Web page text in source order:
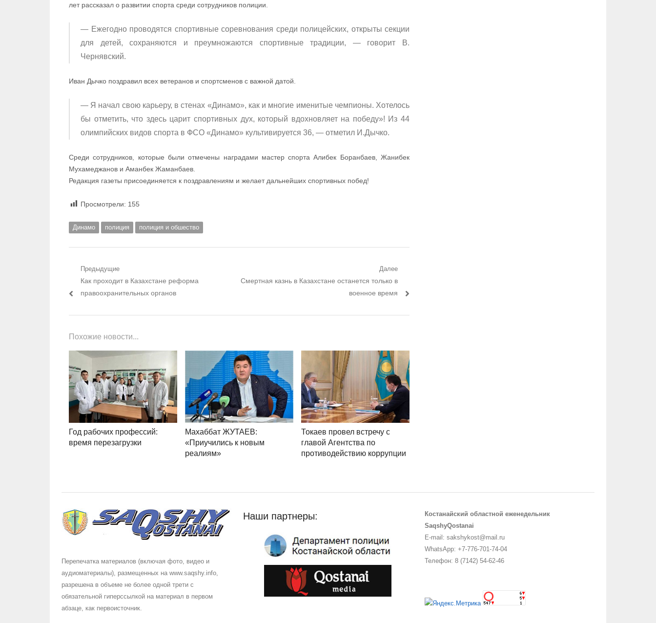
лет рассказал о развитии спорта среди сотрудников полиции.
— Ежегодно проводятся спортивные соревнования среди полицейских, открыты секции
для детей, сохраняются и преумножаются спортивные традиции, — говорит В.
Чернявский.
Иван Дычко поздравил всех ветеранов и спортсменов с важной датой.
— Я начал свою карьеру, в стенах «Динамо», как и многие именитые чемпионы. Хотелось
бы отметить, что здесь царит спортивных дух, который вдохновляет на победу»! Из 44
олимпийских видов спорта в ФСО «Динамо» культивируется 36, — отметил И.Дычко.
Среди сотрудников, которые были отмечены наградами мастер спорта Алибек Боранбаев, Жанибек
Мухамеджанов и Аманбек Жаманбаев.
Редакция газеты присоединяется к поздравлениям и желает дальнейших спортивных побед!
Просмотрели: 155
Динамо полиция полиция и обшество
Навигация по записям
Предыдущие
Предыдущий пост:
Как проходит в Казахстане реформа
правоохранительных органов
Далее
Следующий пост:
Смертная казнь в Казахстане останется только в
военное время
Похожие новости...
Год рабочих профессий:
время перезагрузки
Махаббат ЖУТАЕВ:
«Приучились к новым
реалиям»
Токаев провел встречу с
главой Агентства по
противодействию коррупции
Перепечатка материалов (включая фото, видео и
аудиоматериалы), размещенных на www.saqshy.info,
разрешена в объеме не более одной трети с
обязательной гиперссылкой на материал в первом
абзаце, как первоисточник.
Наши партнеры:
Костанайский областной еженедельник
SaqshyQostanai
E-mail: sakshykost@mail.ru
WhatsApp: +7-776-701-74-04
Телефон: 8 (7142) 54-62-46